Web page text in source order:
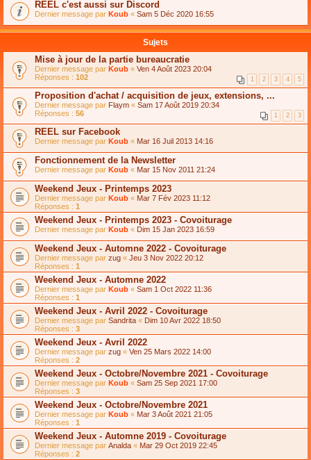
REEL c'est aussi sur Discord
Dernier message par Koub « Sam 5 Déc 2020 16:55
Sujets
Mise à jour de la partie bureaucratie
Dernier message par Koub « Ven 4 Août 2023 20:04
Réponses : 102 1 2 3 4 5
Proposition d'achat / acquisition de jeux, extensions, ...
Dernier message par Flaym « Sam 17 Août 2019 20:34
Réponses : 56 1 2 3
REEL sur Facebook
Dernier message par Koub « Mar 16 Juil 2013 14:16
Fonctionnement de la Newsletter
Dernier message par Koub « Mar 15 Nov 2011 21:24
Weekend Jeux - Printemps 2023
Dernier message par Koub « Mar 7 Fév 2023 11:12
Réponses : 1
Weekend Jeux - Printemps 2023 - Covoiturage
Dernier message par Koub « Dim 15 Jan 2023 16:59
Weekend Jeux - Automne 2022 - Covoiturage
Dernier message par zug « Jeu 3 Nov 2022 20:12
Réponses : 1
Weekend Jeux - Automne 2022
Dernier message par Koub « Sam 1 Oct 2022 11:36
Réponses : 1
Weekend Jeux - Avril 2022 - Covoiturage
Dernier message par Sandrita « Dim 10 Avr 2022 18:50
Réponses : 3
Weekend Jeux - Avril 2022
Dernier message par zug « Ven 25 Mars 2022 14:00
Réponses : 2
Weekend Jeux - Octobre/Novembre 2021 - Covoiturage
Dernier message par Koub « Sam 25 Sep 2021 17:00
Réponses : 3
Weekend Jeux - Octobre/Novembre 2021
Dernier message par Koub « Mar 3 Août 2021 21:05
Réponses : 1
Weekend Jeux - Automne 2019 - Covoiturage
Dernier message par Analda « Mar 29 Oct 2019 22:45
Réponses : 2